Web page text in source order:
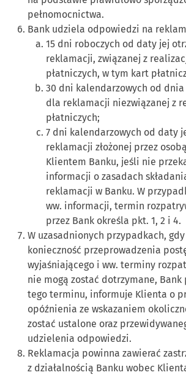
pełnomocnictwa.
Bank udziela odpowiedzi na
15 dni roboczych od daty jej
reklamacji, związanej z
płatniczych, w tym kart
30 dni kalendarzowych od
dla reklamacji niezwiązanej z
płatniczych;
7 dni kalendarzowych od daty
reklamacji złożonej przez
Klientem Banku, jeśli nie
informacji o zasadach
reklamacji w Banku. W
ww. informacji, termin
przez Bank określa pkt. 1, 2 i 4.
W uzasadnionych przypadkach,
konieczność przeprowadzenia
wyjaśniającego i ww. terminy
nie mogą zostać dotrzymane, Bank
tego terminu, informuje Klienta o
opóźnienia ze wskazaniem
zostać ustalone oraz
udzielenia odpowiedzi.
Reklamacja powinna zawierać
z działalnością Banku wobec